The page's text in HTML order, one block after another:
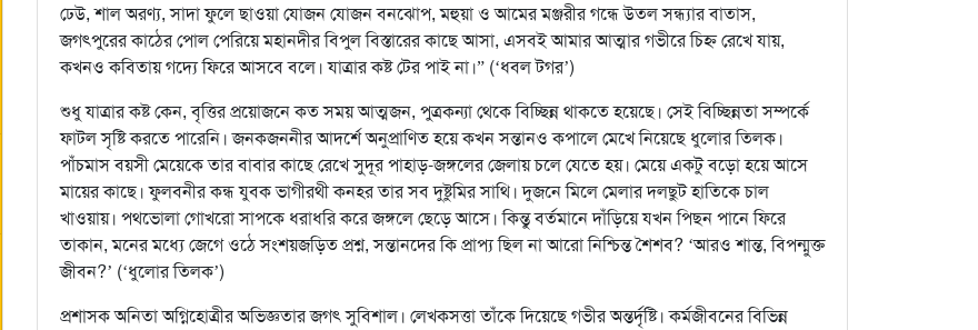
ঢেউ, শাল অরণ্য, সাদা ফুলে ছাওয়া যোজন যোজন বনঝোপ, মহুয়া ও আমের মঞ্জরীর গন্ধে উতল সন্ধ্যার বাতাস,
জগৎপুরের কাঠের পোল পেরিয়ে মহানদীর বিপুল বিস্তারের কাছে আসা, এসবই আমার আত্মার গভীরে চিহ্ন রেখে যায়,
কখনও কবিতায় গদ্যে ফিরে আসবে বলে। যাত্রার কষ্ট টের পাই না।” (‘ধবল টগর’)
শুধু যাত্রার কষ্ট কেন, বৃত্তির প্রয়োজনে কত সময় আত্মজন, পুত্রকন্যা থেকে বিচ্ছিন্ন থাকতে হয়েছে। সেই বিচ্ছিন্নতা সম্পর্কে
ফাটল সৃষ্টি করতে পারেনি। জনকজননীর আদর্শে অনুপ্রাণিত হয়ে কখন সন্তানও কপালে মেখে নিয়েছে ধুলোর তিলক।
পাঁচমাস বয়সী মেয়েকে তার বাবার কাছে রেখে সুদূর পাহাড়-জঙ্গলের জেলায় চলে যেতে হয়। মেয়ে একটু বড়ো হয়ে আসে
মায়ের কাছে। ফুলবনীর কন্ধ যুবক ভাগীরথী কনহর তার সব দুষ্টুমির সাথি। দুজনে মিলে মেলার দলছুট হাতিকে চাল
খাওয়ায়। পথভোলা গোখরো সাপকে ধরাধরি করে জঙ্গলে ছেড়ে আসে। কিন্তু বর্তমানে দাঁড়িয়ে যখন পিছন পানে ফিরে
তাকান, মনের মধ্যে জেগে ওঠে সংশয়জড়িত প্রশ্ন, সন্তানদের কি প্রাপ্য ছিল না আরো নিশ্চিন্ত শৈশব? ‘আরও শান্ত, বিপন্মুক্ত
জীবন?’ (‘ধুলোর তিলক’)
প্রশাসক অনিতা অগ্নিহোত্রীর অভিজ্ঞতার জগৎ সুবিশাল। লেখকসত্তা তাঁকে দিয়েছে গভীর অন্তর্দৃষ্টি। কর্মজীবনের বিভিন্ন